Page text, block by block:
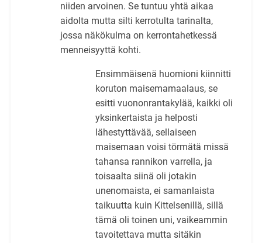
niiden arvoinen. Se tuntuu yhtä aikaa
aidolta mutta silti kerrotulta tarinalta,
jossa näkökulma on kerrontahetkessä
menneisyyttä kohti.
Ensimmäisenä huomioni kiinnitti
koruton maisemamaalaus, se
esitti vuononrantakylää, kaikki oli
yksinkertaista ja helposti
lähestyttävää, sellaiseen
maisemaan voisi törmätä missä
tahansa rannikon varrella, ja
toisaalta siinä oli jotakin
unenomaista, ei samanlaista
taikuutta kuin Kittelsenillä, sillä
tämä oli toinen uni, vaikeammin
tavoitettava mutta sitäkin